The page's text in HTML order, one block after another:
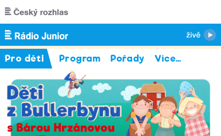
Přejít k hlavnímu obsahu
Pro děti Program Pořady Více…